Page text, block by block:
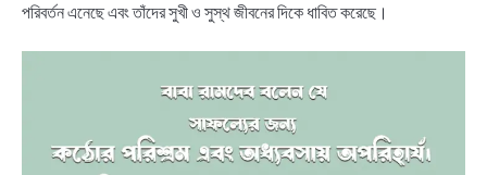
পরিবর্তন এনেছে এবং তাঁদের সুখী ও সুস্থ জীবনের দিকে ধাবিত করেছে।